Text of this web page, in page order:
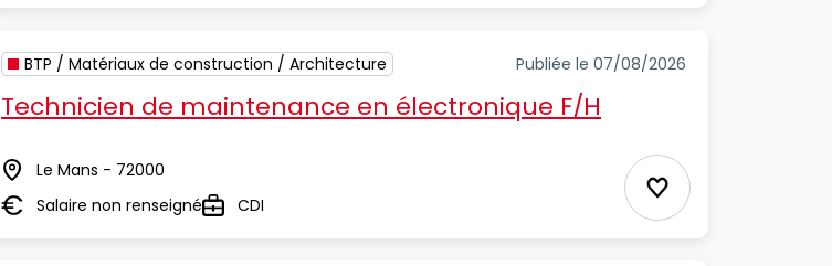
BTP / Matériaux de construction / Architecture Publiée le 07/08/2026
Technicien de maintenance en électronique F/H
Lieu Le Mans - 72000
SalaireSalaire non renseignéTypeCDI Ajouter aux